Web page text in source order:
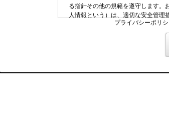
プライバシーポリ